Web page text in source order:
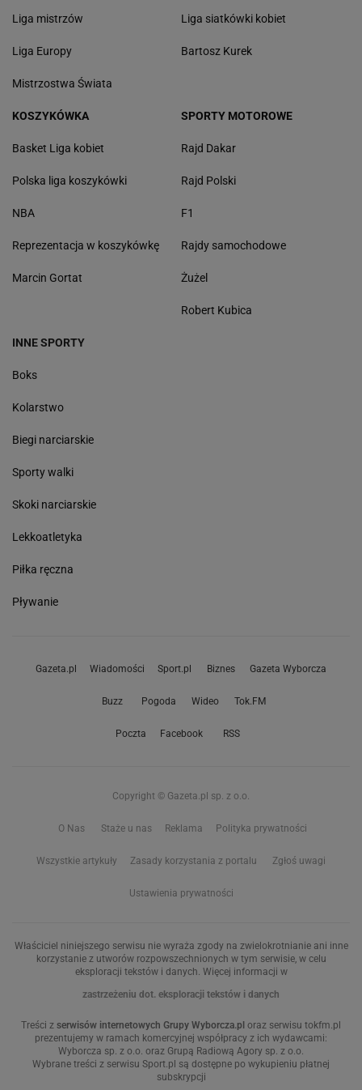
Liga mistrzów
Liga Europy
Mistrzostwa Świata
Liga siatkówki kobiet
Bartosz Kurek
KOSZYKÓWKA
Basket Liga kobiet
Polska liga koszykówki
NBA
Reprezentacja w koszykówkę
Marcin Gortat
SPORTY MOTOROWE
Rajd Dakar
Rajd Polski
F1
Rajdy samochodowe
Żużel
Robert Kubica
INNE SPORTY
Boks
Kolarstwo
Biegi narciarskie
Sporty walki
Skoki narciarskie
Lekkoatletyka
Piłka ręczna
Pływanie
Gazeta.pl Wiadomości Sport.pl Biznes Gazeta Wyborcza
Buzz Pogoda Wideo Tok.FM
Poczta Facebook RSS
Copyright © Gazeta.pl sp. z o.o.
O Nas Staże u nas Reklama Polityka prywatności
Wszystkie artykuły Zasady korzystania z portalu Zgłoś uwagi
Ustawienia prywatności
Właściciel niniejszego serwisu nie wyraża zgody na zwielokrotnianie ani inne
korzystanie z utworów rozpowszechnionych w tym serwisie, w celu
eksploracji tekstów i danych. Więcej informacji w
zastrzeżeniu dot. eksploracji tekstów i danych
Treści z serwisów internetowych Grupy Wyborcza.pl oraz serwisu tokfm.pl
prezentujemy w ramach komercyjnej współpracy z ich wydawcami:
Wyborcza sp. z o.o. oraz Grupą Radiową Agory sp. z o.o.
Wybrane treści z serwisu Sport.pl są dostępne po wykupieniu płatnej
subskrypcji